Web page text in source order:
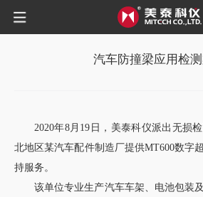
汽车防撞梁应用检测
2020年8月19日，美泰科仪派出无损
北地区某汽车配件制造厂提供MT600数字
持服务。
该单位专业生产汽车车架、电池包装